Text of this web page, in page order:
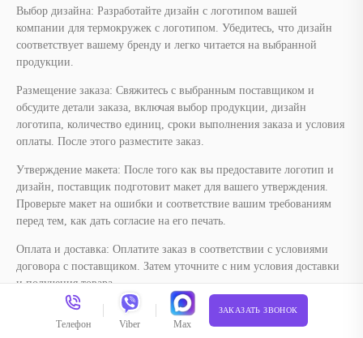
Телефон Viber Max
ЗАКАЗАТЬ ЗВОНОК
логотипа, количество единиц, сроки выполнения заказа и условия
оплаты. После этого разместите заказ.
Утверждение макета: После того как вы предоставите логотип и
дизайн, поставщик подготовит макет для вашего утверждения.
Проверьте макет на ошибки и соответствие вашим требованиям
перед тем, как дать согласие на его печать.
Оплата и доставка: Оплатите заказ в соответствии с условиями
договора с поставщиком. Затем уточните с ним условия доставки
и получения товара.
Отслеживание выполнения заказа: Оставайтесь на связи с
поставщиком, чтобы быть в курсе статуса выполнения заказа и
уточнять любые вопросы или изменения.
Следуя этим шагам, вы сможете заказать термокружку с
логотипом вашей компании и эффективно продвигать ваш бренд.
Термокружка с логотипом в Москве